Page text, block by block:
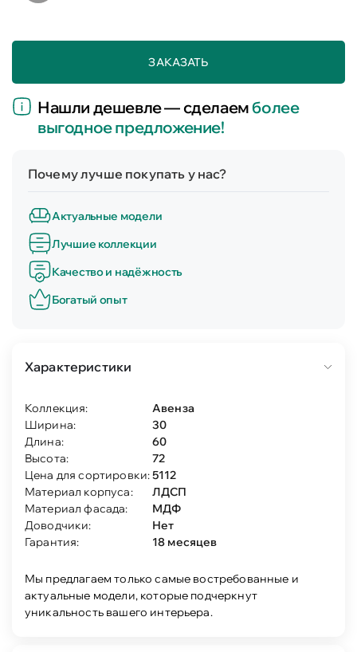
ЗАКАЗАТЬ
Нашли дешевле — сделаемболее
выгодное предложение!
Почему лучше покупать у нас?
Актуальные модели
Лучшие коллекции
Качество и надёжность
Богатый опыт
Характеристики
Коллекция:
Авенза
Ширина:
30
Длина:
60
Высота:
72
Цена для сортировки:5112
Материал корпуса:
ЛДСП
Материал фасада:
МДФ
Доводчики:
Нет
Гарантия:
18 месяцев
Мы предлагаем только самые востребованные и
актуальные модели, которые подчеркнут
уникальность вашего интерьера.